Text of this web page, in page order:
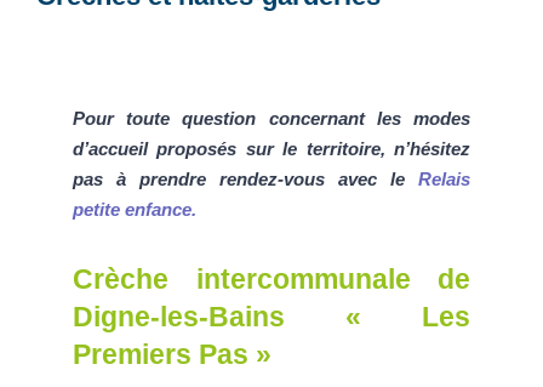
Pour toute question concernant les modes
d’accueil proposés sur le territoire, n’hésitez
pas à prendre rendez-vous avec le
Relais
petite enfance.
Crèche intercommunale de
Digne-les-Bains « Les
Premiers Pas »